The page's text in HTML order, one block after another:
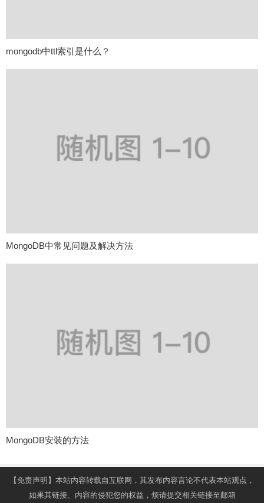
mongodb中ttl索引是什么？
MongoDB中常见问题及解决方法
MongoDB安装的方法
【免责声明】本站内容转载自互联网，其发布内容言论不代表本站观点，
如果其链接、内容的侵犯您的权益，烦请提交相关链接至邮箱